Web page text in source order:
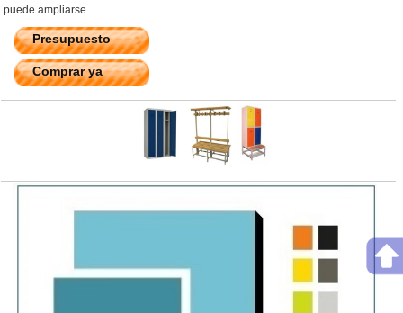
puede ampliarse.
Presupuesto
Comprar ya